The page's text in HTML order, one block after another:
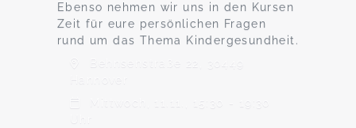
Ebenso nehmen wir uns in den Kursen
Zeit für eure persönlichen Fragen
rund um das Thema Kindergesundheit.
Behnsenstraße 22, 30449
Hannover
Mittwoch, 11.11., 15:30 - 19:30